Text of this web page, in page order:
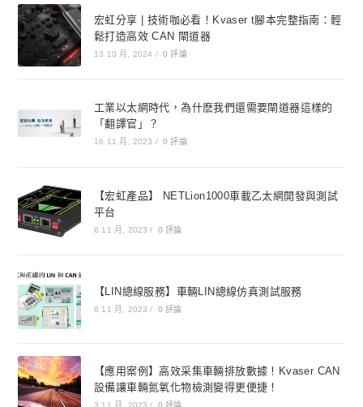
宏虹分享 | 技術咖必看！Kvaser t腳本完整指南：輕
鬆打造高效 CAN 閘道器
13 10 月, 2024 / 0 評論
工業以太網時代，為什麽我們還需要閘道器這樣的
「翻譯官」？
16 11 月, 2023 / 0 評論
【宏虹產品】 NETLion1000車載乙太網開發與測試
平台
6 11 月, 2023 / 0 評論
【LIN總線服務】車輛LIN總線仿真測試服務
6 11 月, 2023 / 0 評論
【應用案例】高效采集車輛排放數據！Kvaser CAN
設備讓車輛氮氧化物檢測變得更便捷！